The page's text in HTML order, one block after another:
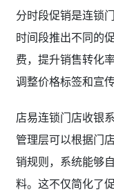
分时段促销是连锁
时间段推出不同的
费，提升销售转化
调整价格标签和宣
店易连锁门店收银
管理层可以根据门
销规则，系统能够
料。这不仅简化了